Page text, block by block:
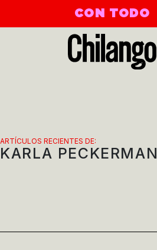
CON TODO
ARTÍCULOS RECIENTES DE:
KARLA PECKERMAN